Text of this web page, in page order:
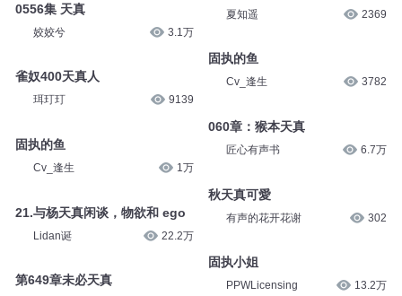
0556集 天真
姣姣兮 3.1万
雀奴400天真人
珥玎玎 9139
固执的鱼
Cv_逢生 1万
21.与杨天真闲谈，物欲和 ego
Lidan诞 22.2万
第649章未必天真
夏知遥 2369
固执的鱼
Cv_逢生 3782
060章：猴本天真
匠心有声书 6.7万
秋天真可愛
有声的花开花谢 302
固执小姐
PPWLicensing 13.2万